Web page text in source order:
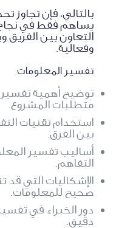
بالتالي، فإن تجاوز
يساهم فقط في نجاح
التعاون بين الفريق
وفعالية.
تفسير المعلومات
توضيح أهمية
متطلبات المشروع.
استخدام تقنيات
بين الفرق.
أساليب تفسير
التفاهم.
الإشكاليات التي
صحيح للمعلومات.
دور الخبراء في
دقيق.